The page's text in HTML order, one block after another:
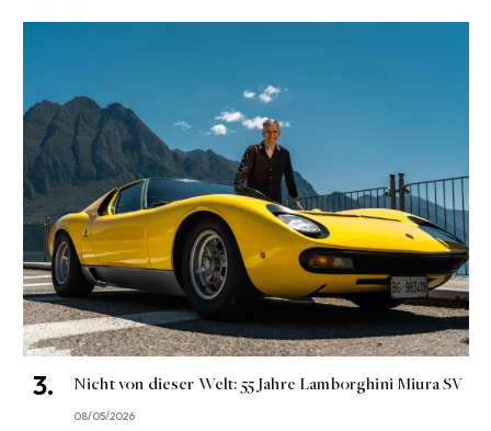
Nicht von dieser Welt: 55 Jahre Lamborghini Miura SV
08/05/2026